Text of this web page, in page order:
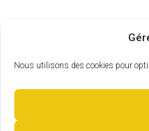
Nous utilisons des cookies pour